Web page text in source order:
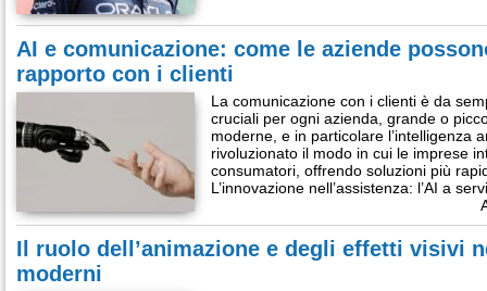
AI e comunicazione: come le aziende
rapporto con i clienti
La comunicazione con i clienti è da
cruciali per ogni azienda, grande o
moderne, e in particolare l’intelligenza
rivoluzionato il modo in cui le imprese
consumatori, offrendo soluzioni più
L’innovazione nell’assistenza: l’AI a
Il ruolo dell’animazione e degli effetti visivi
moderni